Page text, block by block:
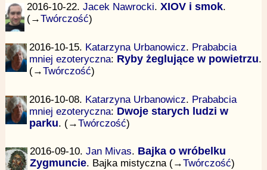
2016-10-22.Jacek Nawrocki.XIOV i smok.
(→Twórczość)
2016-10-15. Katarzyna Urbanowicz. Prababcia
mniej ezoteryczna: Ryby żeglujące w powietrzu.
(→Twórczość)
2016-10-08. Katarzyna Urbanowicz. Prababcia
mniej ezoteryczna: Dwoje starych ludzi w
parku. (→Twórczość)
2016-09-10. Jan Mivas. Bajka o wróbelku
Zygmuncie. Bajka mistyczna (→Twórczość)